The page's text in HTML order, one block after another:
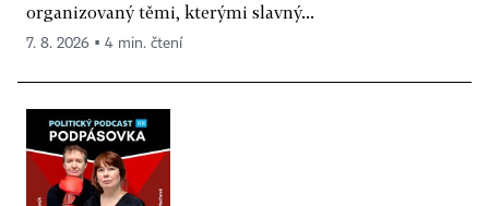
organizovaný těmi, kterými slavný...
7. 8. 2026 ▪ 4 min. čtení